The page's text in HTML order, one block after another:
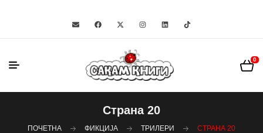
0
Страна 20
ПОЧЕТНА ФИКЦИЈА ТРИЛЕРИ СТРАНА 20